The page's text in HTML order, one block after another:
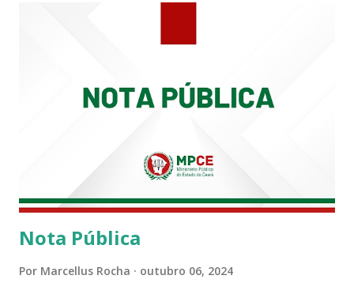
Nota Pública
Por Marcellus Rocha outubro 06, 2024